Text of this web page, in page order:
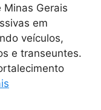
Gerais
em
veículos,
e transeuntes.